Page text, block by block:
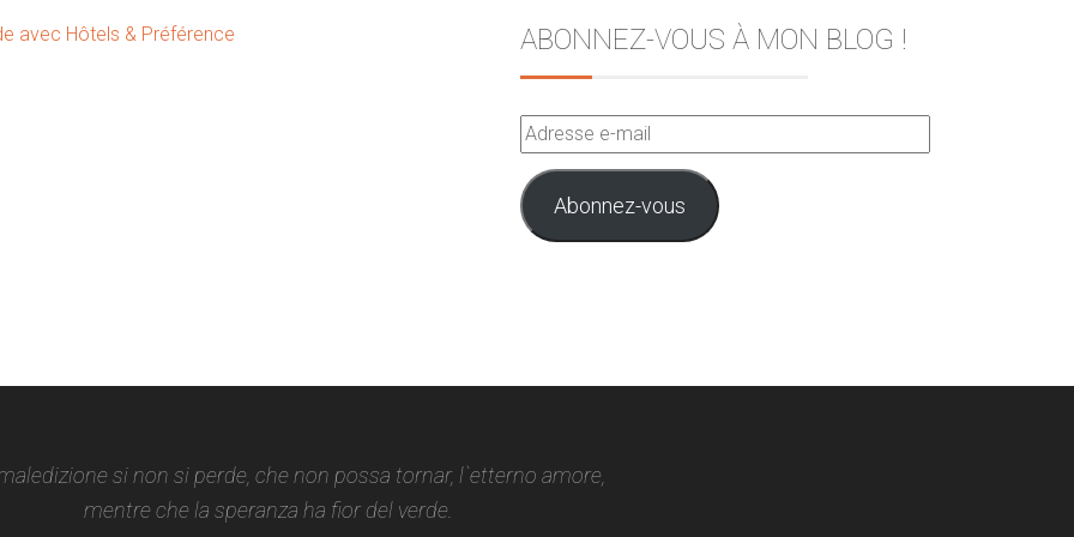
avec Hôtels & Préférence ABONNEZ-VOUS À MON BLOG !
Adresse
e-
mail
Abonnez-vous
si non si perde, che non possa tornar, l`etterno amore,
mentre che la speranza ha fior del verde.